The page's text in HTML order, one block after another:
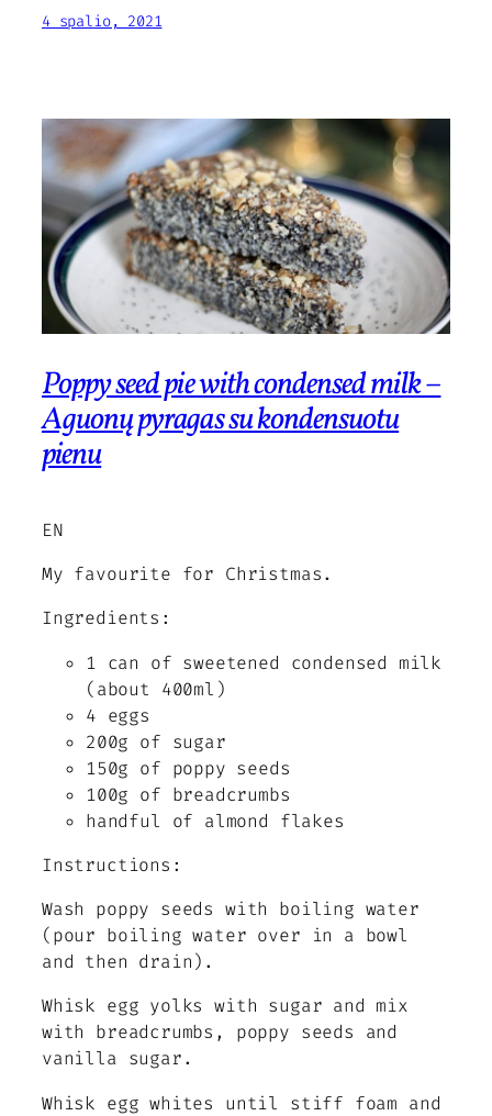
4 spalio, 2021
Poppy seed pie with condensed milk –
Aguonų pyragas su kondensuotu
pienu
EN
My favourite for Christmas.
Ingredients:
1 can of sweetened condensed milk
(about 400ml)
4 eggs
200g of sugar
150g of poppy seeds
100g of breadcrumbs
handful of almond flakes
Instructions:
Wash poppy seeds with boiling water
(pour boiling water over in a bowl
and then drain).
Whisk egg yolks with sugar and mix
with breadcrumbs, poppy seeds and
vanilla sugar.
Whisk egg whites until stiff foam and